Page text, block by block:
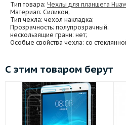
Тип товара: Чехлы для планшета
Материал: Силикон;
Тип чехла: чехол накладка;
Прозрачность: полупрозрачный;
нескользящие грани: нет;
Особые свойства чехла: со
С этим товаром берут